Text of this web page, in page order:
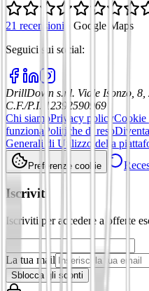
21 recensioni
Google Maps
Seguici sui social:
DrillDown s.r.l. Viale Isonzo,
C.F./P.I. 12392590969
Chi siamoPrivacy policy
funziona Politiche di reso
Generali di Utilizzo della
Preferenze cookie
Iscriviti
Iscriviti per accedere a offerte
La tua mail
Sblocca gli sconti